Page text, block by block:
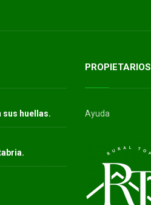
huellas.
PROPIETARIOS
Ayuda